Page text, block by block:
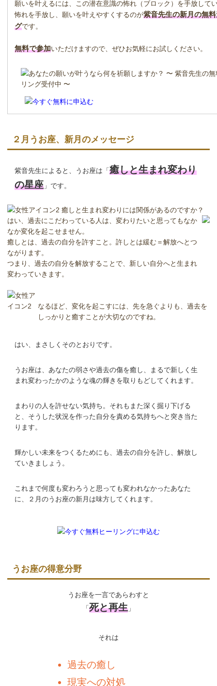
願いを叶えるには、この潜在意識の怖れ（ブロック）を手放して
怖れを手放し、願いを叶えやすくするのが紫音先生の新月の無
グです。
無料で参加いただけますので、ぜひお気軽にお試しください。
２月うお座、新月のメッセージ
紫音先生によると、うお座は「癒しと生まれ変わり
の星座 」です。
癒しと生まれ変わりには関係があるのですか？
はい、過去にこだわっている人は、変わりたいと思ってもなか
なか変化を起こせません。
癒しとは、過去の自分を許すこと。許しとは緩む＝解放へとつ
ながります。
つまり、過去の自分を解放することで、新しい自分へと生まれ
変わっていきます。
なるほど、変化を起こすには、先を急ぐよりも、過去を
しっかりと癒すことが大切なのですね。
はい、まさしくそのとおりです。
うお座は、あなたの弱さや過去の傷を癒し、まるで新しく生
まれ変わったかのような魂の輝きを取りもどしてくれます。
まわりの人を許せない気持ち。それもまた深く掘り下げる
と、そうした状況を作った自分を責める気持ちへと突き当た
ります。
輝かしい未来をつくるためにも、過去の自分を許し、解放し
ていきましょう。
これまで何度も変わろうと思っても変われなかったあなた
に、２月のうお座の新月は味方してくれます。
うお座の得意分野
うお座を一言であらわすと
「死と再生 」
それは
過去の癒し
現実への対処